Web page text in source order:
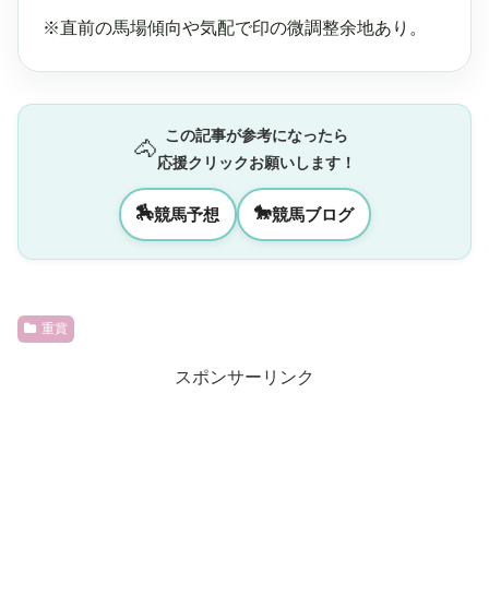
※直前の馬場傾向や気配で印の微調整余地あり。
🐴
この記事が参考になったら
応援クリックお願いします！
🏇競馬予想 🐎競馬ブログ
重賞
スポンサーリンク